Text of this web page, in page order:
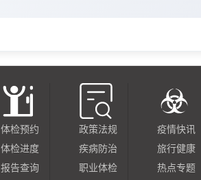
体检预约
体检进度
报告查询
政策法规
疾病防治
职业体检
疫情快讯
旅行健康
热点专题